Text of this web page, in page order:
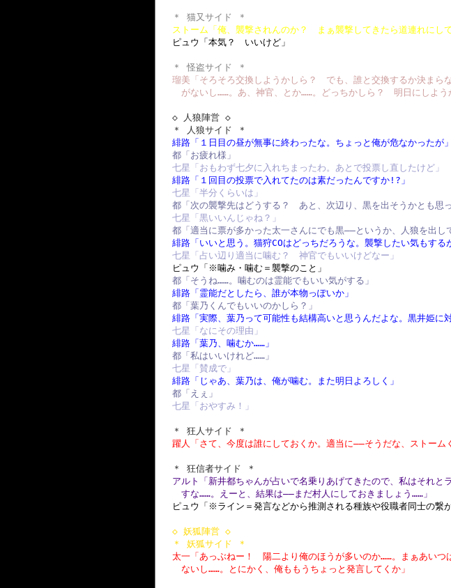
＊ 猫又サイド ＊
ストーム「俺、襲撃されんのか？ まぁ襲撃してきたら道連れにし
ピュウ「本気？ いいけど」
＊ 怪盗サイド ＊
瑠美「そろそろ交換しようかしら？ でも、誰と交換するか決ま
がないし……。あ、神官、とか……。どっちかしら？ 明日にしよう
◇ 人狼陣営 ◇
＊ 人狼サイド ＊
緋路「１日目の昼が無事に終わったな。ちょっと俺が危なかったが」
都「お疲れ様」
七星「おもわず七夕に入れちまったわ。あとで投票し直したけど」
緋路「１回目の投票で入れてたのは素だったんですか!?」
七星「半分くらいは」
都「次の襲撃先はどうする？ あと、次辺り、黒を出そうかとも思
七星「黒いいんじゃね？」
都「適当に票が多かった太一さんにでも黒――というか、人狼を出し
緋路「いいと思う。猫狩COはどっちだろうな。襲撃したい気もする
七星「占い辺り適当に噛む？ 神官でもいいけどなー」
ピュウ「※噛み・噛む＝襲撃のこと」
都「そうね……。噛むのは霊能でもいい気がする」
緋路「霊能だとしたら、誰が本物っぽいか」
都「葉乃くんでもいいのかしら？」
緋路「実際、葉乃って可能性も結構高いと思うんだよな。黒井姫に
七星「なにその理由」
緋路「葉乃、噛むか……」
都「私はいいけれど……」
七星「賛成で」
緋路「じゃあ、葉乃は、俺が噛む。また明日よろしく」
都「えぇ」
七星「おやすみ！」
＊ 狂人サイド ＊
躍人「さて、今度は誰にしておくか。適当に――そうだな、ストーム
＊ 狂信者サイド ＊
アルト「新井都ちゃんが占いで名乗りあげてきたので、私はそれ
すな……。えーと、結果は――まだ村人にしておきましょう……」
ピュウ「※ライン＝発言などから推測される種族や役職者同士の繋
◇ 妖狐陣営 ◇
＊ 妖狐サイド ＊
太一「あっぶねー！ 陽二より俺のほうが多いのか……。まぁあいつ
ないし……。とにかく、俺ももうちょっと発言してくか」